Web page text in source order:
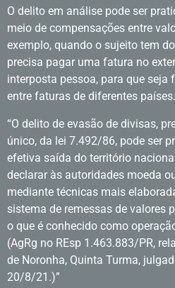
O delito em análise pode ser
meio de compensações entre
exemplo, quando o sujeito tem
precisa pagar uma fatura no
interposta pessoa, para que
entre faturas de diferentes países.
“O delito de evasão de divisas,
único, da lei 7.492/86, pode ser
efetiva saída do território
declarar às autoridades moeda
mediante técnicas mais
sistema de remessas de valores
o que é conhecido como
(AgRg no REsp 1.463.883/PR,
de Noronha, Quinta Turma,
20/8/21.)”